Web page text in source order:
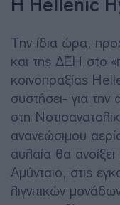
H Hellenic
Την ίδια ώρα,
και της ΔΕΗ στο
κοινοπραξίας
συστήσει- για
στη
ανανεώσιμου
αυλαία θα
Αμύνταιο, στις
λιγνιτικών